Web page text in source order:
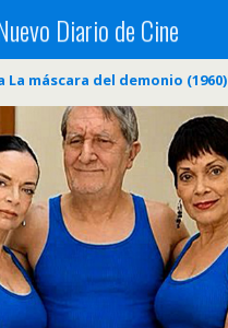
Diario de Cine
La máscara del demonio (1960)